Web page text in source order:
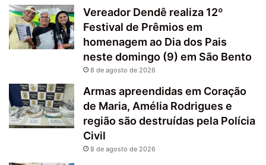
Vereador Dendê realiza 12º
Festival de Prêmios em
homenagem ao Dia dos Pais
neste domingo (9) em São Bento
8 de agosto de 2026
Armas apreendidas em Coração
de Maria, Amélia Rodrigues e
região são destruídas pela Polícia
Civil
8 de agosto de 2026